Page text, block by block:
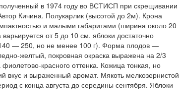
в 1974 году во ВСТИСП при скрещивании
Кичина. Полукарлик (высотой до 2м). Крона
и малыми габаритами (ширина около 20
от 5 до 10 см. яблоки достаточно
— 250, но не менее 100 г). Форма плодов —
желтый, покровная окраска выражена на 2/3
красного оттенка. Кожица тонкая, но
вкус и выраженный аромат. Мякоть мелкозернистой
с конца августа до середины сентября. Яблоки